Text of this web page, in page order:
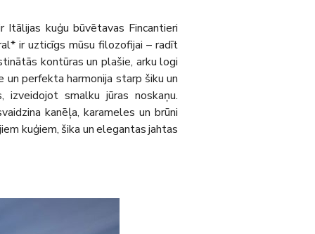
kuģu būvētavas Fincantieri
ir uzticīgs mūsu filozofijai – radīt
kontūras un plašie, arku logi
perfekta harmonija starp šiku un
izveidojot smalku jūras noskaņu.
kanēļa, karameles un brūni
kuģiem, šika un elegantas jahtas